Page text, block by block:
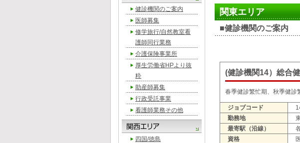
関東エリア
■健診機関のご案内
(健診機関14）総合
春季健診繁忙期、秋季健診
ジョブコード
勤務地
最寄駅（沿線）
資格
健診機関のご案内
医師募集
修学旅行/自然教室看
護師同行業務
介護保険事業所
厚生労働省HPより抜
粋
助産師募集
行政受託事業
看護師業務その他
四国/徳島